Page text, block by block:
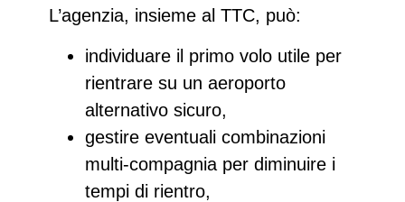
L’agenzia, insieme al TTC, può:
individuare il primo volo utile per
rientrare su un aeroporto
alternativo sicuro,
gestire eventuali combinazioni
multi‑compagnia per diminuire i
tempi di rientro,